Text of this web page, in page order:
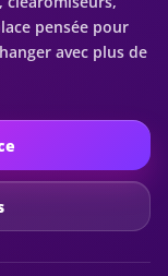
pensée pour
avec plus de